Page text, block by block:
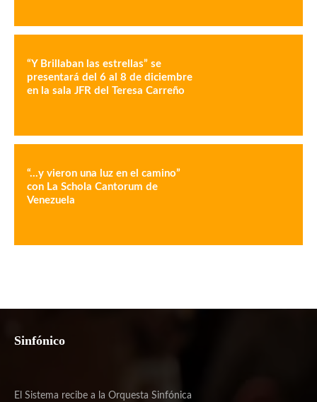
“Y Brillaban las estrellas” se
presentará del 6 al 8 de diciembre
en la sala JFR del Teresa Carreño
“…y vieron una luz en el camino”
con La Schola Cantorum de
Venezuela
Sinfónico
El Sistema recibe a la Orquesta Sinfónica